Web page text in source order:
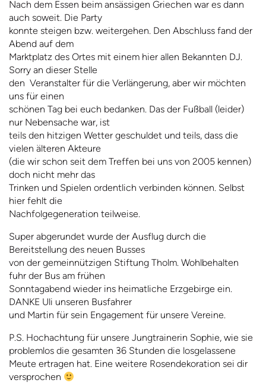
Nach dem Essen beim ansässigen Griechen war es dann
auch soweit. Die Party
konnte steigen bzw. weitergehen. Den Abschluss fand der
Abend auf dem
Marktplatz des Ortes mit einem hier allen Bekannten DJ.
Sorry an dieser Stelle
den Veranstalter für die Verlängerung, aber wir möchten
uns für einen
schönen Tag bei euch bedanken. Das der Fußball (leider)
nur Nebensache war, ist
teils den hitzigen Wetter geschuldet und teils, dass die
vielen älteren Akteure
(die wir schon seit dem Treffen bei uns von 2005 kennen)
doch nicht mehr das
Trinken und Spielen ordentlich verbinden können. Selbst
hier fehlt die
Nachfolgegeneration teilweise.
Super abgerundet wurde der Ausflug durch die
Bereitstellung des neuen Busses
von der gemeinnützigen Stiftung Tholm. Wohlbehalten
fuhr der Bus am frühen
Sonntagabend wieder ins heimatliche Erzgebirge ein.
DANKE Uli unseren Busfahrer
und Martin für sein Engagement für unsere Vereine.
P.S. Hochachtung für unsere Jungtrainerin Sophie, wie sie
problemlos die gesamten 36 Stunden die losgelassene
Meute ertragen hat. Eine weitere Rosendekoration sei dir
versprochen